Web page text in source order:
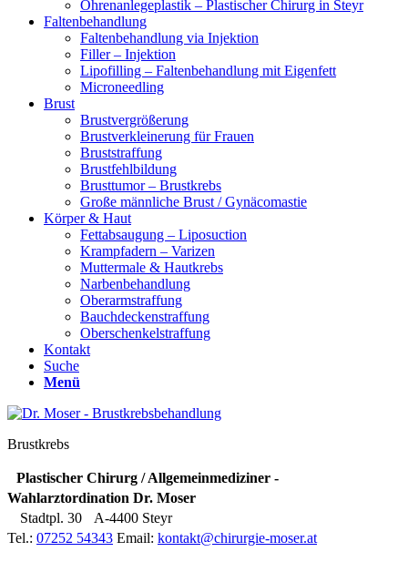
Ohrenanlegeplastik – Plastischer Chirurg in Steyr
Faltenbehandlung
Faltenbehandlung via Injektion
Filler – Injektion
Lipofilling – Faltenbehandlung mit Eigenfett
Microneedling
Brust
Brustvergrößerung
Brustverkleinerung für Frauen
Bruststraffung
Brustfehlbildung
Brusttumor – Brustkrebs
Große männliche Brust / Gynäcomastie
Körper & Haut
Fettabsaugung – Liposuction
Krampfadern – Varizen
Muttermale & Hautkrebs
Narbenbehandlung
Oberarmstraffung
Bauchdeckenstraffung
Oberschenkelstraffung
Kontakt
Suche
Menü
Brustkrebs
Plastischer Chirurg / Allgemeinmediziner -
Wahlarztordination Dr. Moser
Stadtpl. 30
A-4400 Steyr
Tel.: 07252 54343 Email: kontakt@chirurgie-moser.at